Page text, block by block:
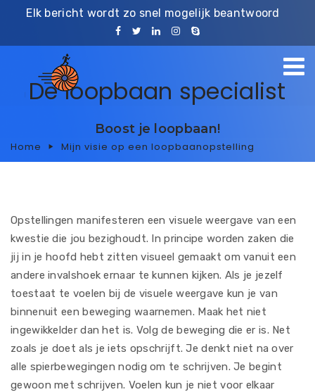
Elk bericht wordt zo snel mogelijk beantwoord
De loopbaan specialist
Boost je loopbaan!
Home Mijn visie op een loopbaanopstelling
Opstellingen manifesteren een visuele weergave van een
kwestie die jou bezighoudt. In principe worden zaken die
jij in je hoofd hebt zitten visueel gemaakt om vanuit een
andere invalshoek ernaar te kunnen kijken. Als je jezelf
toestaat te voelen bij de visuele weergave kun je van
binnenuit een beweging waarnemen. Maak het niet
ingewikkelder dan het is. Volg de beweging die er is. Net
zoals je doet als je iets opschrijft. Je denkt niet na over
alle spierbewegingen nodig om te schrijven. Je begint
gewoon met schrijven. Voelen kun je niet voor elkaar